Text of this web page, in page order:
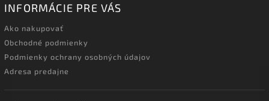
INFORMÁCIE PRE VÁS
Ako nakupovať
Obchodné podmienky
Podmienky ochrany osobných údajov
Adresa predajne